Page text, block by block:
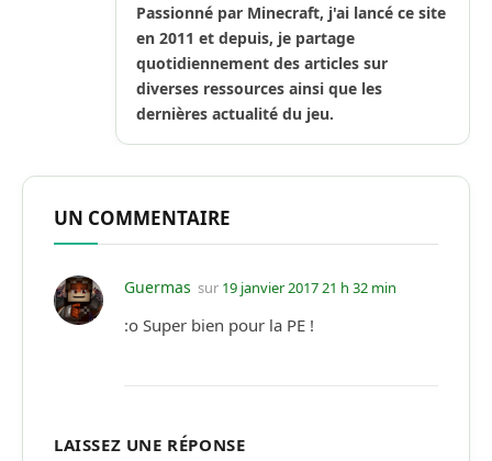
Passionné par Minecraft, j'ai lancé ce site
en 2011 et depuis, je partage
quotidiennement des articles sur
diverses ressources ainsi que les
dernières actualité du jeu.
UN COMMENTAIRE
Guermas sur 19 janvier 2017 21 h 32 min
:o Super bien pour la PE !
LAISSEZ UNE RÉPONSE